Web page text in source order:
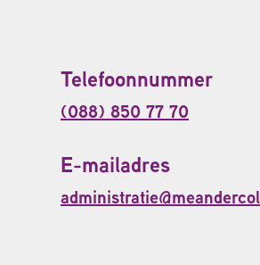
Telefoonnummer
(088) 850 77 70
E-mailadres